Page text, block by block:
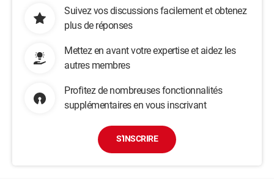
Suivez vos discussions facilement et obtenez
plus de réponses
Mettez en avant votre expertise et aidez les
autres membres
Profitez de nombreuses fonctionnalités
supplémentaires en vous inscrivant
S'INSCRIRE